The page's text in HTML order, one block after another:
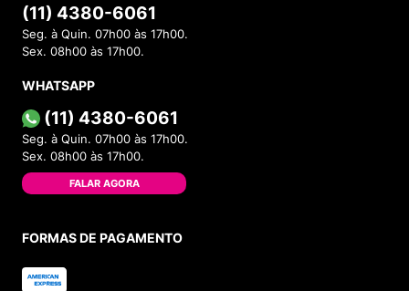
(11) 4380-6061
Seg. à Quin. 07h00 às 17h00.
Sex. 08h00 às 17h00.
WHATSAPP
(11) 4380-6061
Seg. à Quin. 07h00 às 17h00.
Sex. 08h00 às 17h00.
FALAR AGORA
FORMAS DE PAGAMENTO